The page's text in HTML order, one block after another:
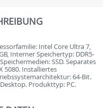
Intel Core Ultra 7,
Interner Speichertyp: DDR5-
SSD. Separates
5080. Installiertes
64-Bit.
Produkttyp: PC.